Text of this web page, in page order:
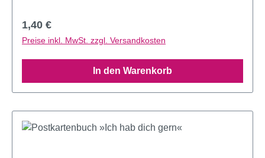
Regulärer Preis:
1,40 €
Preise inkl. MwSt. zzgl. Versandkosten
In den Warenkorb